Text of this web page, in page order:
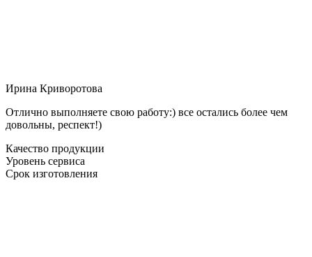
Ирина Криворотова
Отлично выполняете свою работу:) все остались более чем
довольны, респект!)
Качество продукции
Уровень сервиса
Срок изготовления